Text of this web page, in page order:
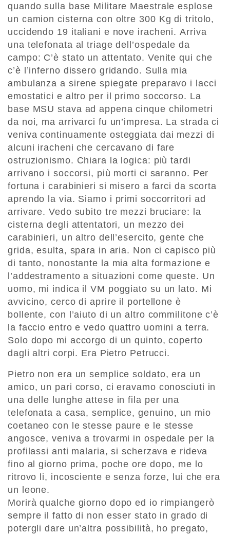
quando sulla base Militare Maestrale esplose
un camion cisterna con oltre 300 Kg di tritolo,
uccidendo 19 italiani e nove iracheni. Arriva
una telefonata al triage dell’ospedale da
campo: C’è stato un attentato. Venite qui che
c’è l’inferno dissero gridando. Sulla mia
ambulanza a sirene spiegate preparavo i lacci
emostatici e altro per il primo soccorso. La
base MSU stava ad appena cinque chilometri
da noi, ma arrivarci fu un’impresa. La strada ci
veniva continuamente osteggiata dai mezzi di
alcuni iracheni che cercavano di fare
ostruzionismo. Chiara la logica: più tardi
arrivano i soccorsi, più morti ci saranno. Per
fortuna i carabinieri si misero a farci da scorta
aprendo la via. Siamo i primi soccorritori ad
arrivare. Vedo subito tre mezzi bruciare: la
cisterna degli attentatori, un mezzo dei
carabinieri, un altro dell’esercito, gente che
grida, esulta, spara in aria. Non ci capisco più
di tanto, nonostante la mia alta formazione e
l’addestramento a situazioni come queste. Un
uomo, mi indica il VM poggiato su un lato. Mi
avvicino, cerco di aprire il portellone è
bollente, con l’aiuto di un altro commilitone c’è
la faccio entro e vedo quattro uomini a terra.
Solo dopo mi accorgo di un quinto, coperto
dagli altri corpi. Era Pietro Petrucci.
Pietro non era un semplice soldato, era un
amico, un pari corso, ci eravamo conosciuti in
una delle lunghe attese in fila per una
telefonata a casa, semplice, genuino, un mio
coetaneo con le stesse paure e le stesse
angosce, veniva a trovarmi in ospedale per la
profilassi anti malaria, si scherzava e rideva
fino al giorno prima, poche ore dopo, me lo
ritrovo li, incosciente e senza forze, lui che era
un leone.
Morirà qualche giorno dopo ed io rimpiangerò
sempre il fatto di non esser stato in grado di
potergli dare un’altra possibilità, ho pregato,